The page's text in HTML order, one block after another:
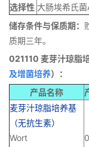
选择性 大肠埃希氏
储存条件与保质期：
质期三年。
021110 麦芽汁琼脂
及增菌培养）：
产品名称
麦芽汁琼脂培养基
（无抗生素）
Wort